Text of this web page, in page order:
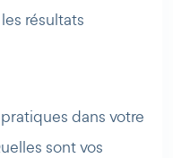
résultats
dans votre
sont vos